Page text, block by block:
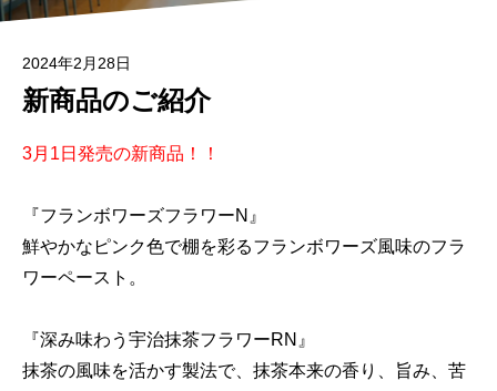
2024年2月28日
新商品のご紹介
3月1日発売の新商品！！
『フランボワーズフラワーN』
鮮やかなピンク色で棚を彩るフランボワーズ風味のフラ
ワーペースト。
『深み味わう宇治抹茶フラワーRN 』
抹茶の風味を活かす製法で、抹茶本来の香り、旨み、苦